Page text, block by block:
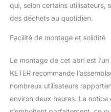
qui, selon certains utilisateurs,
des déchets au quotidien.
Facilité de montage et solidité
Le montage de cet abri est
KETER recommande
nombreux utilisateurs
environ deux heures. La